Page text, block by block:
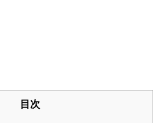
目次